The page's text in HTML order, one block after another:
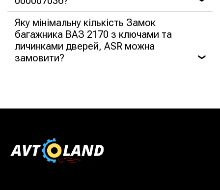
Яку мінімальну кількість Замок
багажника ВАЗ 2170 з ключами та
личинками дверей, ASR можна
замовити?
❯